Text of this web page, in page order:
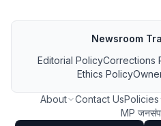
Newsroom
Editorial PolicyCorrections
Ethics Policy
About Contact UsPolicies
MP